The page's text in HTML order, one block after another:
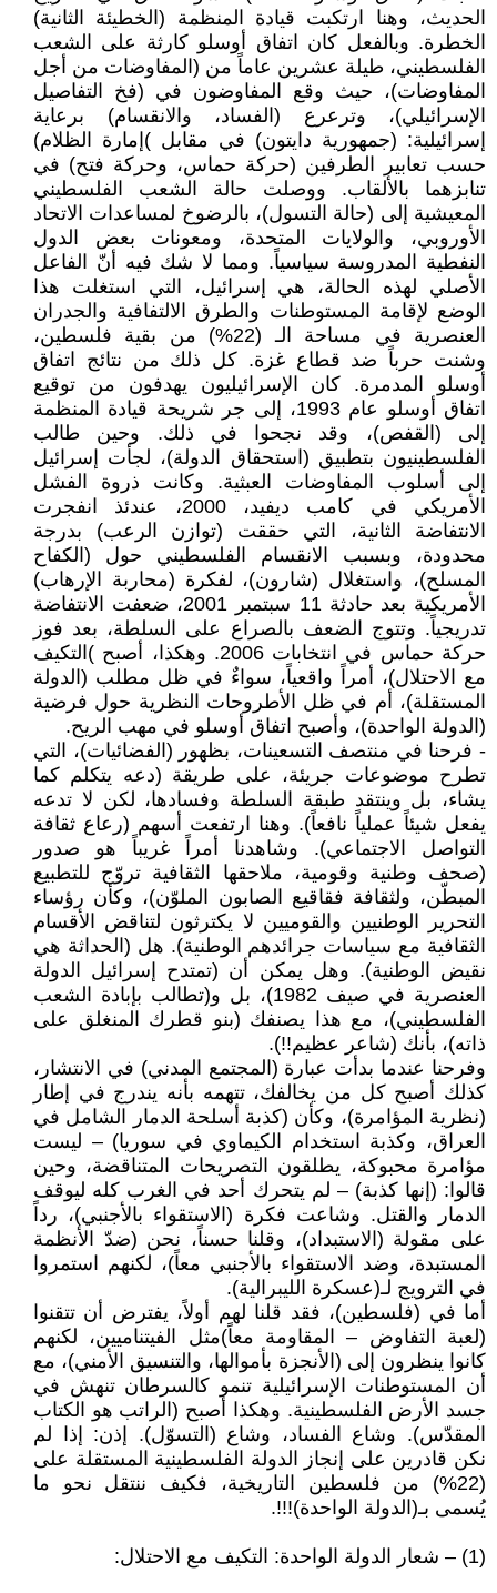
الحديث، وهنا ارتكبت قيادة المنظمة (الخطيئة الثانية)
الخطرة. وبالفعل كان اتفاق أوسلو كارثة على الشعب
الفلسطيني، طيلة عشرين عاماً من (المفاوضات من أجل
المفاوضات)، حيث وقع المفاوضون في (فخ التفاصيل
الإسرائيلي)، وترعرع (الفساد، والانقسام) برعاية
إسرائيلية: (جمهورية دايتون) في مقابل )إمارة الظلام)
حسب تعابير الطرفين (حركة حماس، وحركة فتح) في
تنابزهما بالألقاب. ووصلت حالة الشعب الفلسطيني
المعيشية إلى (حالة التسول)، بالرضوخ لمساعدات الاتحاد
الأوروبي، والولايات المتحدة، ومعونات بعض الدول
النفطية المدروسة سياسياً. ومما لا شك فيه أنّ الفاعل
الأصلي لهذه الحالة، هي إسرائيل، التي استغلت هذا
الوضع لإقامة المستوطنات والطرق الالتفافية والجدران
العنصرية في مساحة الـ (22%) من بقية فلسطين،
وشنت حرباً ضد قطاع غزة. كل ذلك من نتائج اتفاق
أوسلو المدمرة. كان الإسرائيليون يهدفون من توقيع
اتفاق أوسلو عام 1993، إلى جر شريحة قيادة المنظمة
إلى (القفص)، وقد نجحوا في ذلك. وحين طالب
الفلسطينيون بتطبيق (استحقاق الدولة)، لجأت إسرائيل
إلى أسلوب المفاوضات العبثية. وكانت ذروة الفشل
الأمريكي في كامب ديفيد، 2000، عندئذ انفجرت
الانتفاضة الثانية، التي حققت (توازن الرعب) بدرجة
محدودة، وبسبب الانقسام الفلسطيني حول (الكفاح
المسلح)، واستغلال (شارون)، لفكرة (محاربة الإرهاب)
الأمريكية بعد حادثة 11 سبتمبر 2001، ضعفت الانتفاضة
تدريجياً. وتتوج الضعف بالصراع على السلطة، بعد فوز
حركة حماس في انتخابات 2006. وهكذا، أصبح )التكيف
مع الاحتلال)، أمراً واقعياً، سواءٌ في ظل مطلب (الدولة
المستقلة)، أم في ظل الأطروحات النظرية حول فرضية
(الدولة الواحدة)، وأصبح اتفاق أوسلو في مهب الريح.
- فرحنا في منتصف التسعينات، بظهور (الفضائيات)، التي
تطرح موضوعات جريئة، على طريقة (دعه يتكلم كما
يشاء، بل وينتقد طبقة السلطة وفسادها، لكن لا تدعه
يفعل شيئاً عملياً نافعاً). وهنا ارتفعت أسهم (رعاع ثقافة
التواصل الاجتماعي). وشاهدنا أمراً غريباً هو صدور
(صحف وطنية وقومية، ملاحقها الثقافية تروّج للتطبيع
المبطّن، ولثقافة فقاقيع الصابون الملوّن)، وكأن رؤساء
التحرير الوطنيين والقوميين لا يكترثون لتناقض الأقسام
الثقافية مع سياسات جرائدهم الوطنية). هل (الحداثة هي
نقيض الوطنية). وهل يمكن أن (تمتدح إسرائيل الدولة
العنصرية في صيف 1982)، بل و(تطالب بإبادة الشعب
الفلسطيني)، مع هذا يصنفك (بنو قطرك المنغلق على
ذاته)، بأنك (شاعر عظيم!!).
وفرحنا عندما بدأت عبارة (المجتمع المدني) في الانتشار،
كذلك أصبح كل من يخالفك، تتهمه بأنه يندرج في إطار
(نظرية المؤامرة)، وكأن (كذبة أسلحة الدمار الشامل في
العراق، وكذبة استخدام الكيماوي في سوريا) – ليست
مؤامرة محبوكة، يطلقون التصريحات المتناقضة، وحين
قالوا: (إنها كذبة) – لم يتحرك أحد في الغرب كله ليوقف
الدمار والقتل. وشاعت فكرة (الاستقواء بالأجنبي)، رداً
على مقولة (الاستبداد)، وقلنا حسناً، نحن (ضدّ الأنظمة
المستبدة، وضد الاستقواء بالأجنبي معاً)، لكنهم استمروا
في الترويج لـ(عسكرة الليبرالية).
أما في (فلسطين)، فقد قلنا لهم أولاً، يفترض أن تتقنوا
(لعبة التفاوض – المقاومة معاً)مثل الفيتناميين، لكنهم
كانوا ينظرون إلى (الأنجزة بأموالها، والتنسيق الأمني)، مع
أن المستوطنات الإسرائيلية تنمو كالسرطان تنهش في
جسد الأرض الفلسطينية. وهكذا أصبح (الراتب هو الكتاب
المقدّس). وشاع الفساد، وشاع (التسوّل). إذن: إذا لم
نكن قادرين على إنجاز الدولة الفلسطينية المستقلة على
(22%) من فلسطين التاريخية، فكيف ننتقل نحو ما
يُسمى بـ(الدولة الواحدة)!!!.
(1) – شعار الدولة الواحدة: التكيف مع الاحتلال: